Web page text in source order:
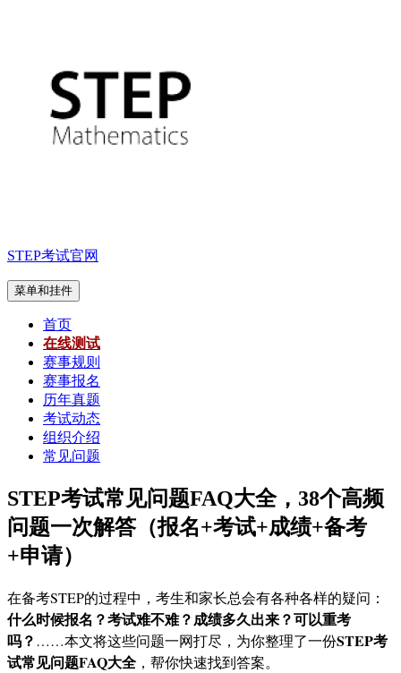
STEP考试官网
菜单和挂件
首页
在线测试
赛事规则
赛事报名
历年真题
考试动态
组织介绍
常见问题
STEP考试常见问题FAQ大全，38个高频
问题一次解答（报名+考试+成绩+备考
+申请）
在备考STEP的过程中，考生和家长总会有各种各样的疑问：
什么时候报名？考试难不难？成绩多久出来？可以重考
吗？ ……本文将这些问题一网打尽，为你整理了一份STEP考
试常见问题FAQ大全 ，帮你快速找到答案。